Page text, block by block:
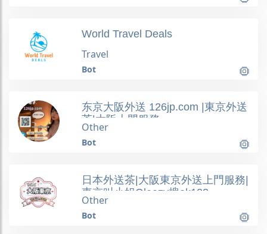
World Travel Deals
Travel
Bot
东京大阪外送 126jp.com |東京外送
茶|大阪上門服務
Other
Bot
日本外送茶|大阪東京外送上門服務|
東京叫小姐Gleezy搜ok123
Other
Bot